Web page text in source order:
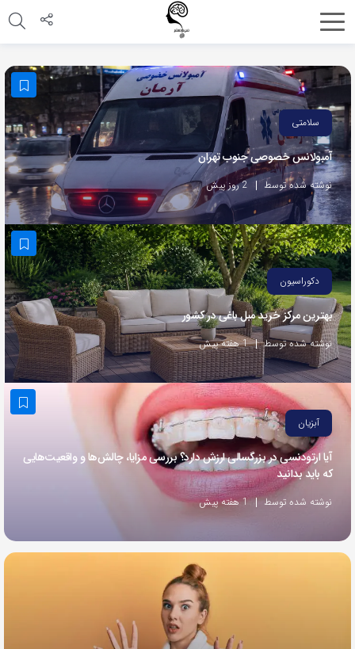
اشتراک
استفاده
از
روش‌های
زیر
می‌توانید
این
صفحه
را
با
دوستان
خود
به
اشتراک
بگذارید.
کپی
لینک
سلامتی
آمبولانس خصوصی جنوب تهران
نوشته شده توسط 2 روز پیش
دکوراسیون
بهترین مرکز خرید مبل باغی در کشور
نوشته شده توسط 1 هفته پیش
آبزیان
آیا ارتودنسی در بزرگسالی ارزش دارد؟ بررسی مزایا، چالش‌ها و واقعیت‌هایی
که باید بدانید
نوشته شده توسط 1 هفته پیش